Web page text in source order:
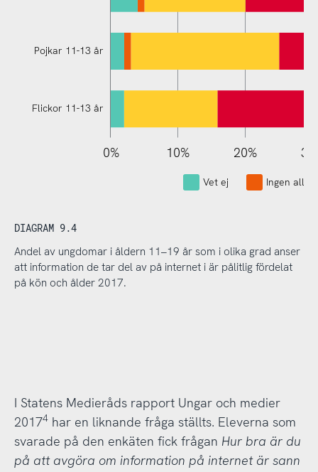
Pojkar 11-13 år
Flickor 11-13 år
110% 20%
10%
0%
-10%
-20%
Vet ej Ingen alls
DIAGRAM 9.4
Andel av ungdomar i åldern 11–19 år som i olika grad anser
att information de tar del av på internet i är pålitlig fördelat
på kön och ålder 2017.
I Statens Medieråds rapport Ungar och medier
20174har en liknande fråga ställts. Eleverna som
svarade på den enkäten fick frågan Hur bra är du
på att avgöra om information på internet är sann